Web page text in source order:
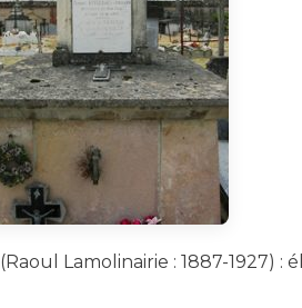
(Raoul Lamolinairie : 1887-1927) :